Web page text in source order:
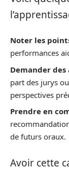
Noter les
performances
Demander des
part des jurys
perspectives
Prendre en
de futurs oraux.
Avoir cette